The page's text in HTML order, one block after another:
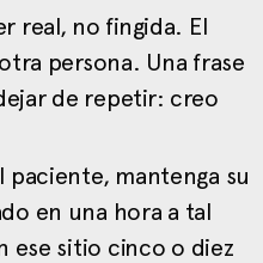
real, no fingida. El
persona. Una frase
de repetir: creo
paciente, mantenga su
en una hora a tal
ese sitio cinco o diez